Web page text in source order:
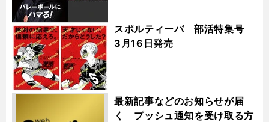
スポルティーバ 部活特集号
3月16日発売
最新記事などのお知らせが届
く プッシュ通知を受け取る方